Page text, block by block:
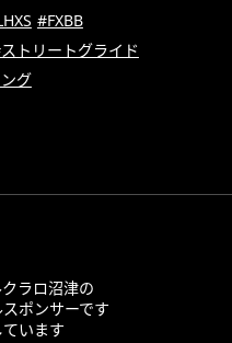
#FXBB
トリートグライド
グ
ラロ沼津の
ポンサーです
います